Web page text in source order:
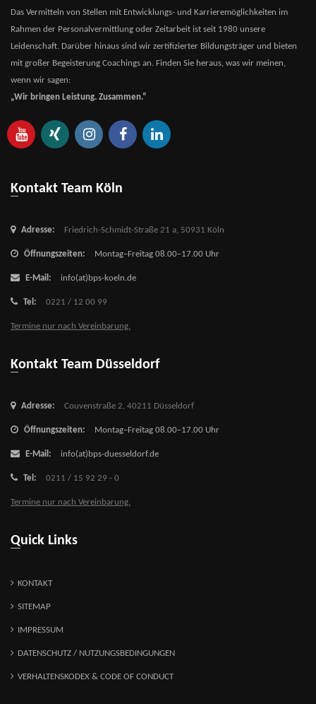
Das Vermitteln von Stellen mit Entwicklungs- und Karrieremöglichkeiten im
Rahmen der Personalvermittlung oder Zeitarbeit ist seit 1980 unsere
Leidenschaft. Darüber hinaus sind wir zertifizierter Bildungsträger und bieten
mit großer Begeisterung Coachings an. Finden Sie heraus, was wir meinen,
wenn wir sagen:
„Wir bringen Leistung. Zusammen.“
Kontakt Team Köln
Adresse: Friedrich-Schmidt-Straße 21 a, 50931 Köln
Öffnungszeiten: Montag–Freitag 08.00–17.00 Uhr
E-Mail: info(at)bps-koeln.de
Tel: 0221 / 12 00 99
Termine nur nach Vereinbarung.
Kontakt Team Düsseldorf
Adresse: Couvenstraße 2, 40211 Düsseldorf
Öffnungszeiten: Montag–Freitag 08.00–17.00 Uhr
E-Mail: info(at)bps-duesseldorf.de
Tel: 0211 / 15 92 29 - 0
Termine nur nach Vereinbarung.
Quick Links
KONTAKT
SITEMAP
IMPRESSUM
DATENSCHUTZ / NUTZUNGSBEDINGUNGEN
VERHALTENSKODEX & CODE OF CONDUCT